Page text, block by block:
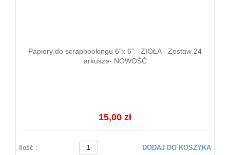
Papiery do scrapbookingu 6"x 6" - ZIOŁA - Zestaw 24
arkusze- NOWOŚĆ
15,00 zł
Ilość : DODAJ DO KOSZYKA